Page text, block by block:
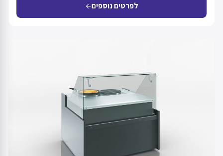
לפרטים נוספיםarrow_back